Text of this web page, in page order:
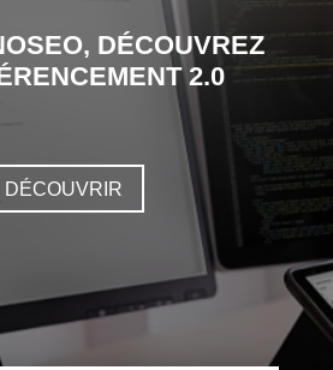
DÉCOUVREZ
2.0
DÉCOUVRIR